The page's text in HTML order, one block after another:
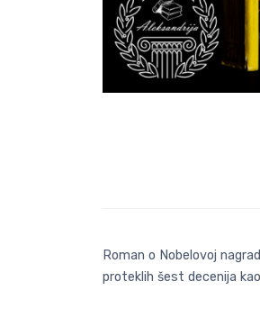
Roman o Nobelovoj
proteklih šest decenija